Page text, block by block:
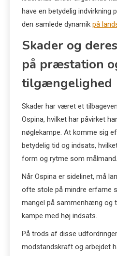
have en betydelig indvirkning
den samlede dynamik på
Skader og
på præstation
tilgængelighed
Skader har været et
Ospina, hvilket har påvirket
nøglekampe. At komme sig
betydelig tid og indsats,
form og rytme som målmand.
Når Ospina er sidelinet, må
ofte stole på mindre erfarne
mangel på sammenhæng og
kampe med høj indsats.
På trods af disse
modstandskraft og arbejdet